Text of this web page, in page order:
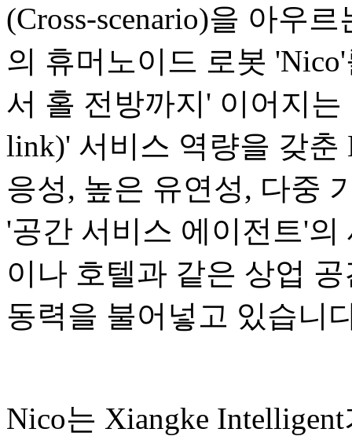
(Cross-scenario)을 아우
의 휴머노이드 로봇
서 홀 전방까지' 이어지
link)' 서비스 역량을 갖춘
응성, 높은 유연성, 다중
'공간 서비스 에이전트'
이나 호텔과 같은 상업
동력을 불어넣고 있습니
Nico는 Xiangke